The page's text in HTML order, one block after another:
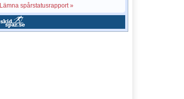
Lämna spårstatusrapport »